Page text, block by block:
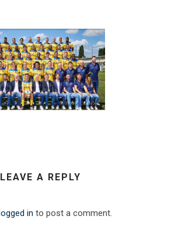
LEAVE A REPLY
logged in to post a comment.